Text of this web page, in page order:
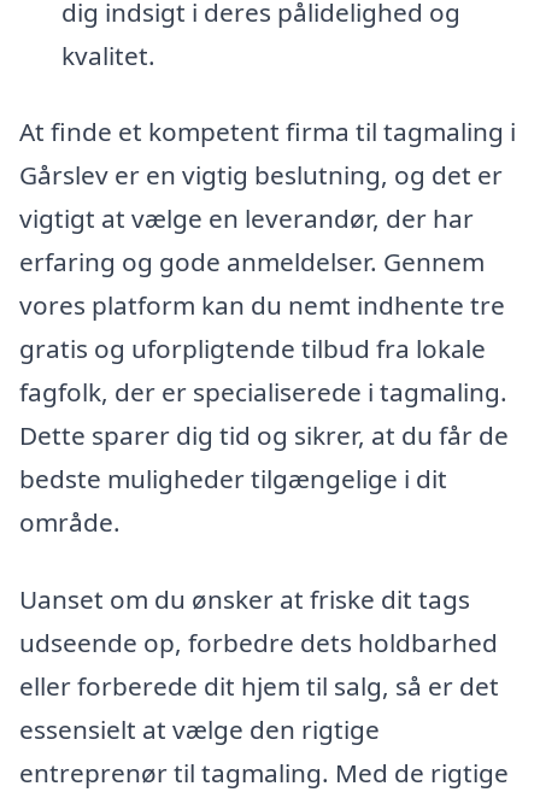
dig indsigt i deres pålidelighed og
kvalitet.
At finde et kompetent firma til tagmaling i
Gårslev er en vigtig beslutning, og det er
vigtigt at vælge en leverandør, der har
erfaring og gode anmeldelser. Gennem
vores platform kan du nemt indhente tre
gratis og uforpligtende tilbud fra lokale
fagfolk, der er specialiserede i tagmaling.
Dette sparer dig tid og sikrer, at du får de
bedste muligheder tilgængelige i dit
område.
Uanset om du ønsker at friske dit tags
udseende op, forbedre dets holdbarhed
eller forberede dit hjem til salg, så er det
essensielt at vælge den rigtige
entreprenør til tagmaling. Med de rigtige